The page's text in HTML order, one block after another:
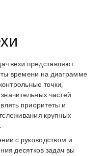
вехи представляют
времени на диаграмме
точки,
частей
приоритеты и
крупных
с руководством и
десятков задач вы